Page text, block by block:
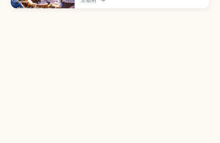
四季景色、茅草屋修复与农事体验、使用在地食材